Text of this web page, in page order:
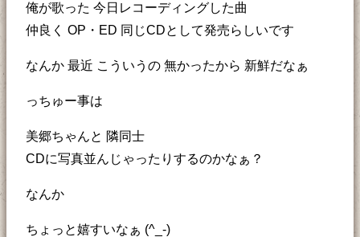
俺が歌った 今日レコーディングした曲
仲良く OP・ED 同じCDとして発売らしいです
なんか 最近 こういうの 無かったから 新鮮だなぁ
っちゅー事は
美郷ちゃんと 隣同士
CDに写真並んじゃったりするのかなぁ？
なんか
ちょっと嬉すいなぁ (^_-)